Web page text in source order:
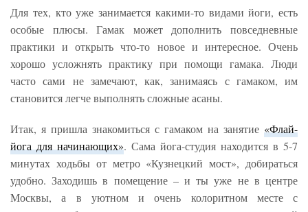
Для тех, кто уже занимается какими-то видами йоги, есть
особые плюсы. Гамак может дополнить повседневные
практики и открыть что-то новое и интересное. Очень
хорошо усложнять практику при помощи гамака. Люди
часто сами не замечают, как, занимаясь с гамаком, им
становится легче выполнять сложные асаны.
Итак, я пришла знакомиться с гамаком на занятие «Флай-
йога для начинающих». Сама йога-студия находится в 5-7
минутах ходьбы от метро «Кузнецкий мост», добираться
удобно. Заходишь в помещение – и ты уже не в центре
Москвы, а в уютном и очень колоритном месте с